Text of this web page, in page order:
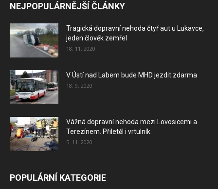
NEJPOPULÁRNĚJŠÍ ČLÁNKY
Tragická dopravní nehoda čtyř aut u Lukavce,
jeden člověk zemřel
18. 11. 2020
V Ústí nad Labem bude MHD jezdit zdarma
18. 9. 2020
Vážná dopravní nehoda mezi Lovosicemi a
Terezínem. Přiletěl i vrtulník
5. 11. 2020
POPULÁRNÍ KATEGORIE